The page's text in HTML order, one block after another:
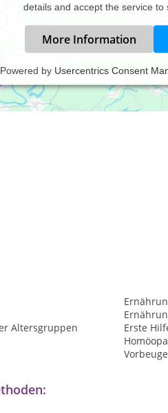
details and accept the service to
More Information
Powered by Usercentrics Consent
Altersgruppen
Erste